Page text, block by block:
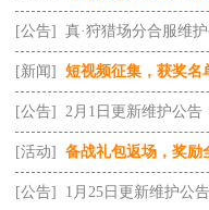
[公告] 真·狩猎场分合服维
[新闻] 短视频征集，获奖名
[公告] 2月1日更新维护公告
[活动] 备战礼包返场，奖励
[公告] 1月25日更新维护公告